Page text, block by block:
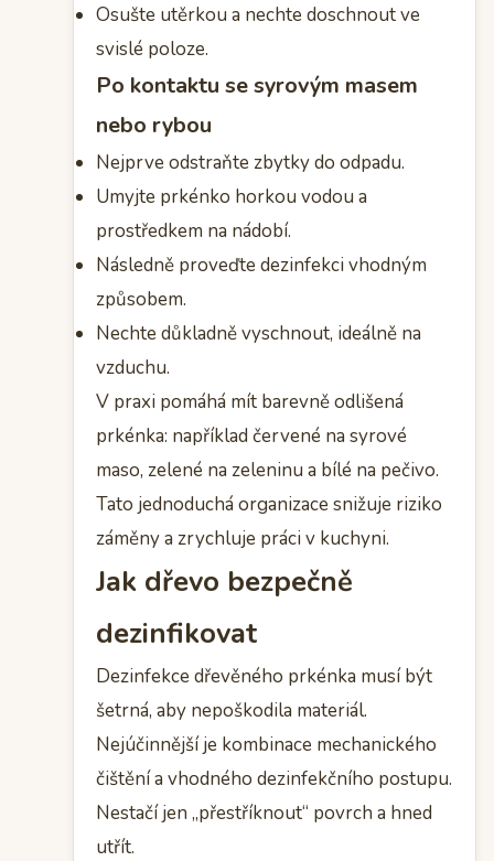
Osušte utěrkou a nechte doschnout ve
svislé poloze.
Po kontaktu se syrovým masem
nebo rybou
Nejprve odstraňte zbytky do odpadu.
Umyjte prkénko horkou vodou a
prostředkem na nádobí.
Následně proveďte dezinfekci vhodným
způsobem.
Nechte důkladně vyschnout, ideálně na
vzduchu.
V praxi pomáhá mít barevně odlišená
prkénka: například červené na syrové
maso, zelené na zeleninu a bílé na pečivo.
Tato jednoduchá organizace snižuje riziko
záměny a zrychluje práci v kuchyni.
Jak dřevo bezpečně
dezinfikovat
Dezinfekce dřevěného prkénka musí být
šetrná, aby nepoškodila materiál.
Nejúčinnější je kombinace mechanického
čištění a vhodného dezinfekčního postupu.
Nestačí jen „přestříknout“ povrch a hned
utřít.